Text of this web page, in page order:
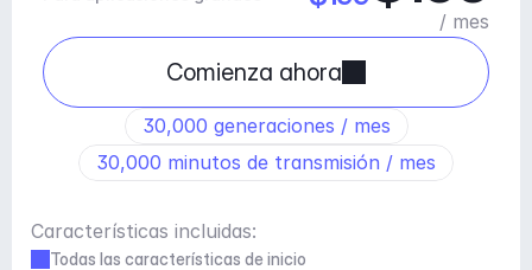
/ mes
Comienza ahora
30,000 generaciones / mes
30,000 minutos de transmisión / mes
Características incluidas:
Todas las características de inicio